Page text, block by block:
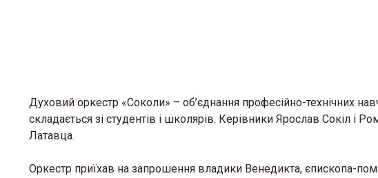
Духовий оркестр «Соколи» – об’єднання професійно-технічних
складається зі студентів і школярів. Керівники Ярослав Сокіл і
Латавца.
Оркестр приїхав на запрошення владики Венедикта, єпископа-